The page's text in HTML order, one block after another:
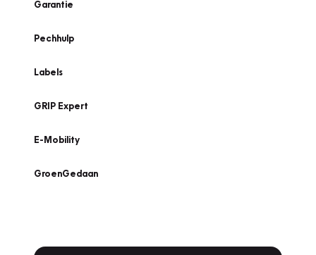
Garantie
Pechhulp
Labels
GRIP Expert
E-Mobility
GroenGedaan